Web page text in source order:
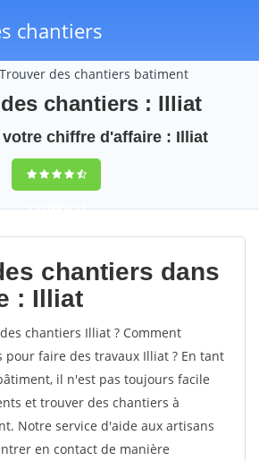
chantiers
Trouver des chantiers batiment
chantiers : Illiat
votre chiffre d'affaire : Illiat
9,5(100%)54
votes
chantiers dans
: Illiat
chantiers Illiat ? Comment
pour faire des travaux Illiat ? En tant
il n'est pas toujours facile
et trouver des chantiers à
Notre service d'aide aux artisans
en contact de manière